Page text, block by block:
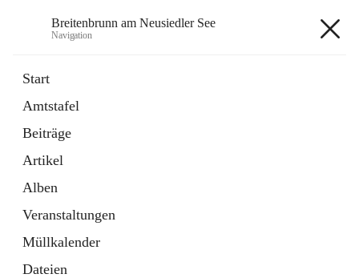
Breitenbrunn am Neusiedler See
Navigation
Start
Amtstafel
Beiträge
Artikel
Alben
Veranstaltungen
Müllkalender
Dateien
18 Schnellzugriffe
Gemeindeservice